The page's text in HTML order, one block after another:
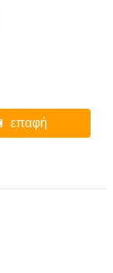
επαφή